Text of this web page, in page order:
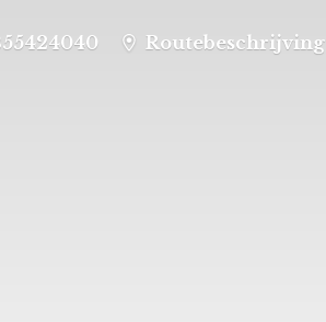
Routebeschrijving